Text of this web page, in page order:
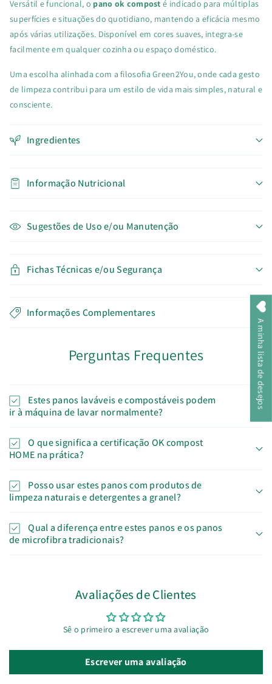
Versátil e funcional, o pano ok compost é indicado para múltiplas
superfícies e situações do quotidiano, mantendo a eficácia mesmo
após várias utilizações. Disponível em cores suaves, integra-se
facilmente em qualquer cozinha ou espaço doméstico.
Uma escolha alinhada com a filosofia Green2You, onde cada gesto
de limpeza contribui para um estilo de vida mais simples, natural e
consciente.
Ingredientes
Informação Nutricional
Sugestões de Uso e/ou Manutenção
Fichas Técnicas e/ou Segurança
Informações Complementares
Perguntas Frequentes
Estes panos laváveis e compostáveis podem
ir à máquina de lavar normalmente?
O que significa a certificação OK compost
HOME na prática?
Posso usar estes panos com produtos de
limpeza naturais e detergentes a granel?
Qual a diferença entre estes panos e os panos
de microfibra tradicionais?
Avaliações de Clientes
Sê o primeiro a escrever uma avaliação
Escrever uma avaliação
A minha lista de desejos